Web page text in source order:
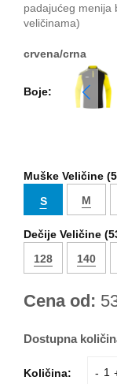
padajućeg menija
veličinama)
crvena/crna
Boje:
Muške Veličine (
S
M
Dečije Veličine (
128
140
Cena od:
Dostupna
Količina: -